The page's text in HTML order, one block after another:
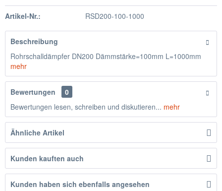
Artikel-Nr.: RSD200-100-1000
Beschreibung
Rohrschalldämpfer DN200 Dämmstärke=100mm L=1000mm
mehr
Bewertungen
0
Bewertungen lesen, schreiben und diskutieren... mehr
Ähnliche Artikel
Kunden kauften auch
Kunden haben sich ebenfalls angesehen